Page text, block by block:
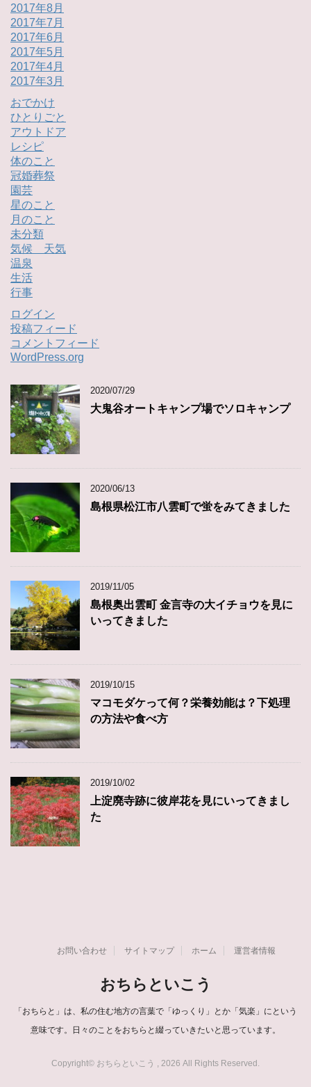
2017年8月
2017年7月
2017年6月
2017年5月
2017年4月
2017年3月
おでかけ
ひとりごと
アウトドア
レシピ
体のこと
冠婚葬祭
園芸
星のこと
月のこと
未分類
気候 天気
温泉
生活
行事
ログイン
投稿フィード
コメントフィード
WordPress.org
2020/07/29
大鬼谷オートキャンプ場でソロキャンプ
2020/06/13
島根県松江市八雲町で蛍をみてきました
2019/11/05
島根奥出雲町 金言寺の大イチョウを見に
いってきました
2019/10/15
マコモダケって何？栄養効能は？下処理
の方法や食べ方
2019/10/02
上淀廃寺跡に彼岸花を見にいってきまし
た
お問い合わせ サイトマップ ホーム 運営者情報
おちらといこう
「おちらと」は、私の住む地方の言葉で「ゆっくり」とか「気楽」にという
意味です。日々のことをおちらと綴っていきたいと思っています。
Copyright© おちらといこう , 2026 All Rights Reserved.